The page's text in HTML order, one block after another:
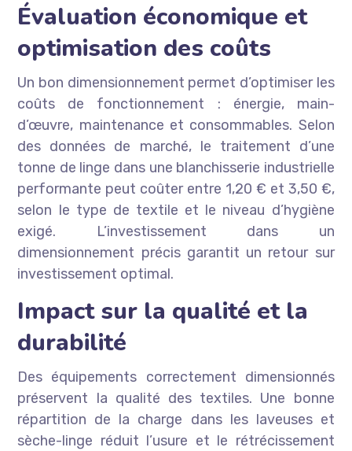
Évaluation économique et
optimisation des coûts
Un bon dimensionnement permet d’optimiser les
coûts de fonctionnement : énergie, main-
d’œuvre, maintenance et consommables. Selon
des données de marché, le traitement d’une
tonne de linge dans une blanchisserie industrielle
performante peut coûter entre 1,20 € et 3,50 €,
selon le type de textile et le niveau d’hygiène
exigé. L’investissement dans un
dimensionnement précis garantit un retour sur
investissement optimal.
Impact sur la qualité et la
durabilité
Des équipements correctement dimensionnés
préservent la qualité des textiles. Une bonne
répartition de la charge dans les laveuses et
sèche-linge réduit l’usure et le rétrécissement